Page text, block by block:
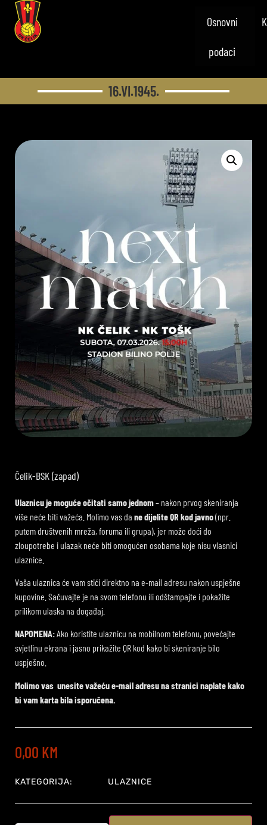
Osnovni
podaci
16.VI.1945.
Čelik-BSK (zapad)
Ulaznicu je moguće očitati samo jednom– nakon prvog skeniranja
više neće biti važeća. Molimo vas da ne dijelite QR kod javno(npr.
putem društvenih mreža, foruma ili grupa), jer može doći do
zloupotrebe i ulazak neće biti omogućen osobama koje nisu vlasnici
ulaznice.
Vaša ulaznica će vam stići direktno na e-mail adresu nakon uspješne
kupovine. Sačuvajte je na svom telefonu ili odštampajte i pokažite
prilikom ulaska na događaj.
NAPOMENA:Ako koristite ulaznicu na mobilnom telefonu, povećajte
svjetlinu ekrana i jasno prikažite QR kod kako bi skeniranje bilo
uspješno.
Molimo vas unesite važeću e-mail adresu na stranici naplate kako
bi vam karta bila isporučena.
0,00 KM
KATEGORIJA: ULAZNICE